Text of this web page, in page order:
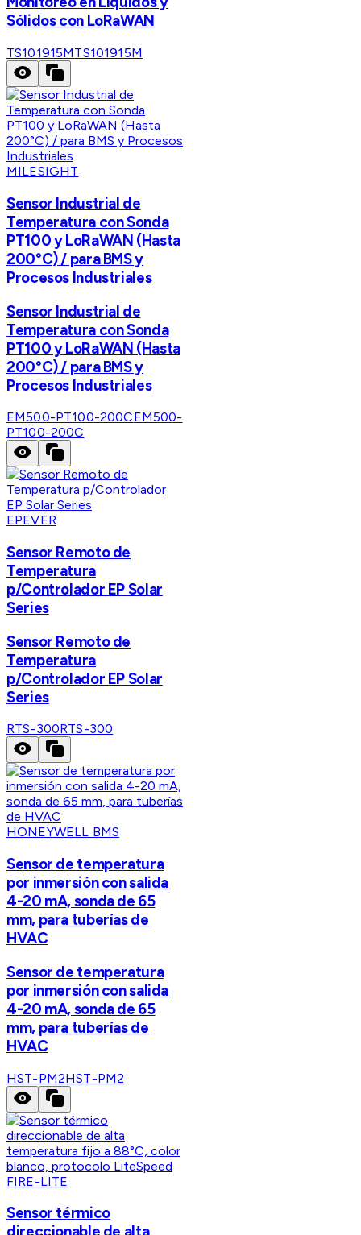
Sólidos con LoRaWAN
TS101915MTS101915M
MILESIGHT
Sensor Industrial de
Temperatura con Sonda
PT100 y LoRaWAN (Hasta
200°C) / para BMS y
Procesos Industriales
Sensor Industrial de
Temperatura con Sonda
PT100 y LoRaWAN (Hasta
200°C) / para BMS y
Procesos Industriales
EM500-PT100-200CEM500-
PT100-200C
EPEVER
Sensor Remoto de
Temperatura
p/Controlador EP Solar
Series
Sensor Remoto de
Temperatura
p/Controlador EP Solar
Series
RTS-300RTS-300
HONEYWELL BMS
Sensor de temperatura
por inmersión con salida
4-20 mA, sonda de 65
mm, para tuberías de
HVAC
Sensor de temperatura
por inmersión con salida
4-20 mA, sonda de 65
mm, para tuberías de
HVAC
HST-PM2HST-PM2
FIRE-LITE
Sensor térmico